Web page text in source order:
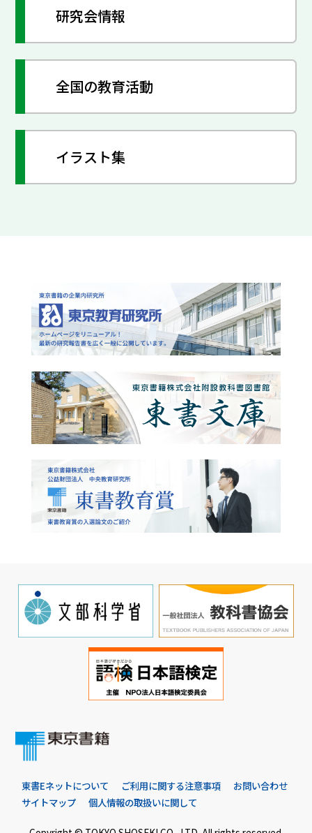
研究会情報
全国の教育活動
イラスト集
東書Eネットについて ご利用に関する注意事項
お問い合わせ
サイトマップ
個人情報の取扱いに関して